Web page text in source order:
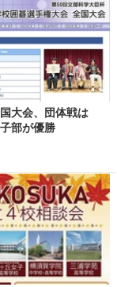
大会、団体戦は
部が優勝